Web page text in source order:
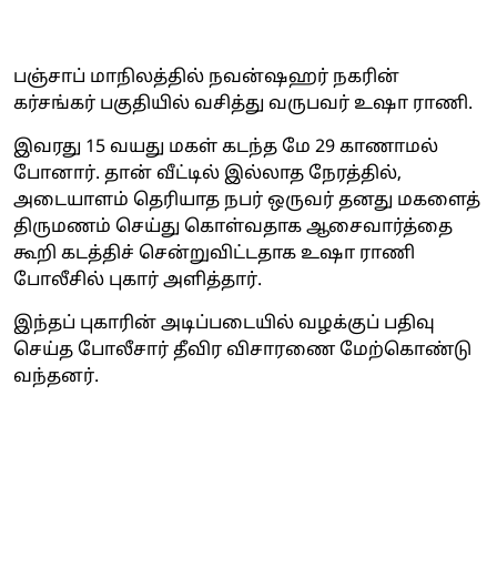
பஞ்சாப் மாநிலத்தில் நவன்ஷஹர் நகரின்
கர்சங்கர் பகுதியில் வசித்து வருபவர் உஷா ராணி.
இவரது 15 வயது மகள் கடந்த மே 29 காணாமல்
போனார். தான் வீட்டில் இல்லாத நேரத்தில்,
அடையாளம் தெரியாத நபர் ஒருவர் தனது மகளைத்
திருமணம் செய்து கொள்வதாக ஆசைவார்த்தை
கூறி கடத்திச் சென்றுவிட்டதாக உஷா ராணி
போலீசில் புகார் அளித்தார்.
இந்தப் புகாரின் அடிப்படையில் வழக்குப் பதிவு
செய்த போலீசார் தீவிர விசாரணை மேற்கொண்டு
வந்தனர்.